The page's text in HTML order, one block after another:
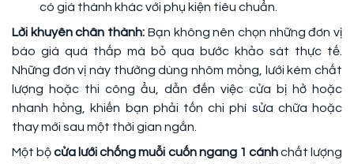
có giá thành khác với phụ kiện tiêu chuẩn.
Lời khuyên chân thành: Bạn không nên chọn những đơn vị
báo giá quá thấp mà bỏ qua bước khảo sát thực tế.
Những đơn vị này thường dùng nhôm mỏng, lưới kém chất
lượng hoặc thi công ẩu, dẫn đến việc cửa bị hở hoặc
nhanh hỏng, khiến bạn phải tốn chi phí sửa chữa hoặc
thay mới sau một thời gian ngắn.
Một bộcửa lưới chống muỗi cuốn ngang 1 cánhchất lượng